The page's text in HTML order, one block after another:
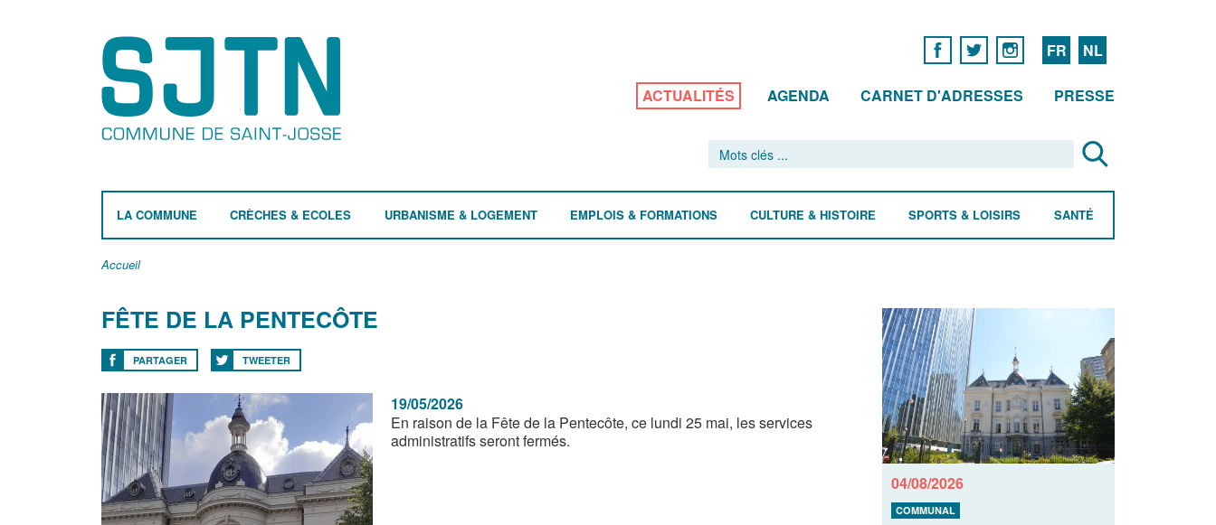
FR NL
ACTUALITÉS AGENDA CARNET D'ADRESSES PRESSE
LA COMMUNE CRÈCHES & ECOLES URBANISME & LOGEMENT EMPLOIS & FORMATIONS CULTURE & HISTOIRE SPORTS & LOISIRS SANTÉ
Accueil
FÊTE DE LA PENTECÔTE
PARTAGER TWEETER
19/05/2026
En raison de la Fête de la Pentecôte, ce lundi 25 mai, les services
administratifs seront fermés.
04/08/2026
COMMUNAL